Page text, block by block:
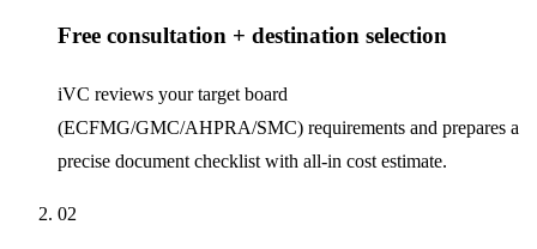
Free consultation + destination selection
iVC reviews your target board
(ECFMG/GMC/AHPRA/SMC) requirements and prepares a
precise document checklist with all-in cost estimate.
02